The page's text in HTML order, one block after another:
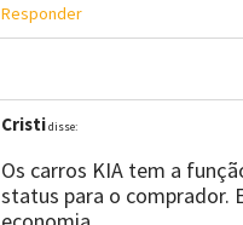
Responder
Cristidisse:
Os carros KIA tem a
status para o comprador.